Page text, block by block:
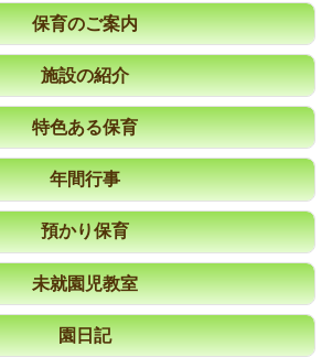
保育のご案内
施設の紹介
特色ある保育
年間行事
預かり保育
未就園児教室
園日記